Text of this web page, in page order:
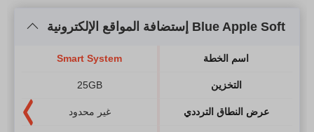
Blue Apple Soft إستضافة المواقع الإلكترونية
اسم الخطة
التخزين
عرض النطاق الترددي
Smart System
25GB
غير محدود